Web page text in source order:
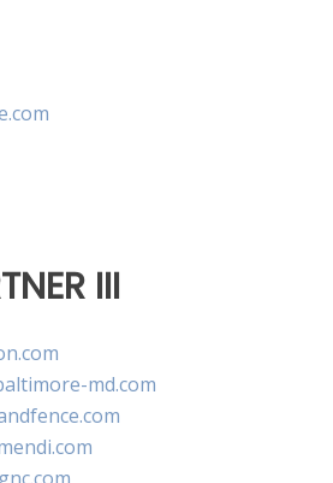
III
md.com